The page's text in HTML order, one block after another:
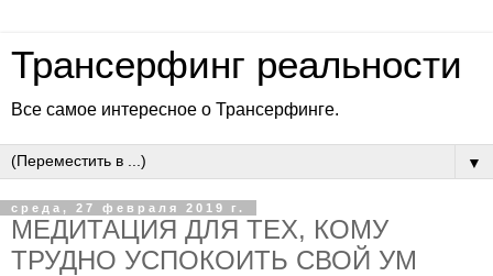
Трансерфинг реальности
Все самое интересное о Трансерфинге.
▼
среда, 27 февраля 2019 г.
МЕДИТАЦИЯ ДЛЯ ТЕХ, КОМУ
ТРУДНО УСПОКОИТЬ СВОЙ УМ